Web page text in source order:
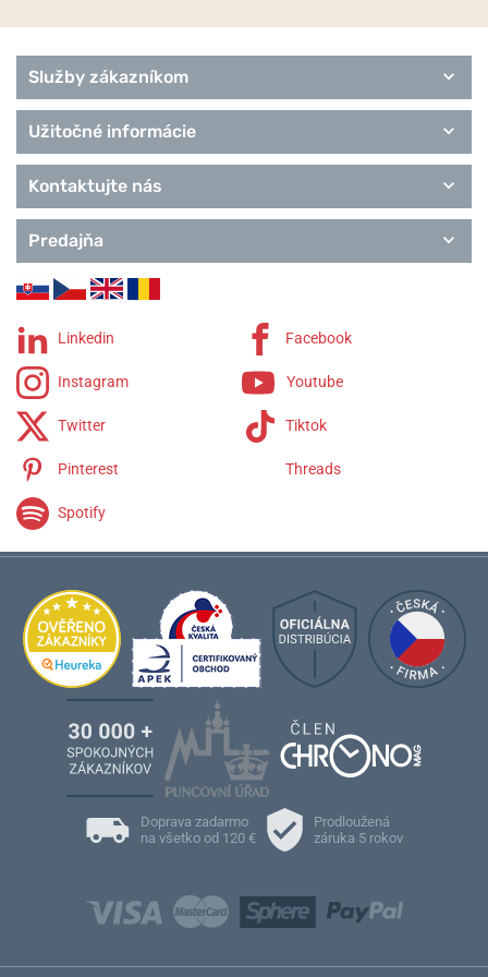
Ultra Slim
Služby zákazníkom
Užitočné informácie
Kontaktujte nás
Predajňa
Linkedin Facebook
Instagram Youtube
Twitter Tiktok
Pinterest Threads
Spotify
Doprava zadarmo
na všetko od 120 €
Prodloužená
záruka 5 rokov